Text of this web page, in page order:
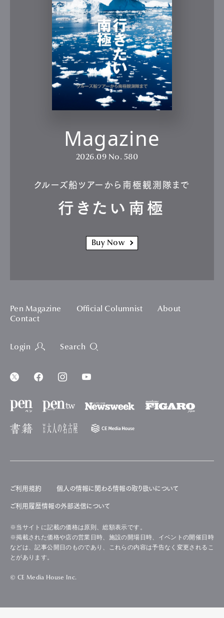
Magazine
2026.09 No. 580
クルーズ船ツアーから南極観測隊まで
行きたい南極
Buy Now
Pen Magazine Official Columnist
About
Contact
Login Search
ご利用規約 個人の情報に関わる情報の取り扱いについて
ご利用履歴情報の外部送信について
※当サイトに記載の価格は原則、総額表示です。
※掲載された価格や店の営業日時、施設の開場日時、イベントの開催日時
などは、記事公開日のものであり、これらの内容は予告なく変更されるこ
とがあります。
© CE Media House Inc.